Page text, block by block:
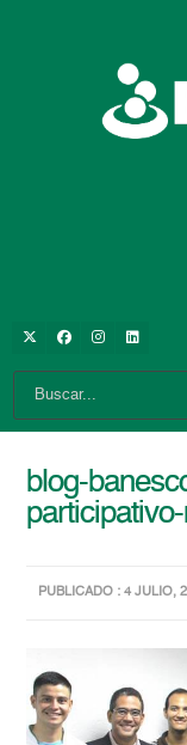
blog-
PUBLICADO : 4 JULIO,